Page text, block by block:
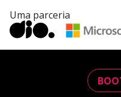
Uma parceria